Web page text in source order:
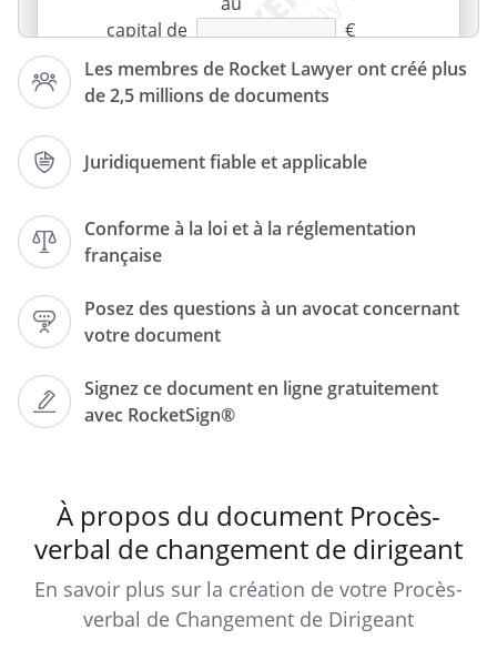
Les membres de Rocket Lawyer ont créé plus
de 2,5 millions de documents
Juridiquement fiable et applicable
Conforme à la loi et à la réglementation
française
Posez des questions à un avocat concernant
votre document
Signez ce document en ligne gratuitement
avec RocketSign®
capital de
€
Siège social :
RCS
EXTRAORDINAIRE
À propos du document Procès-
verbal de changement de dirigeant
En savoir plus sur la création de votre Procès-
verbal de Changement de Dirigeant